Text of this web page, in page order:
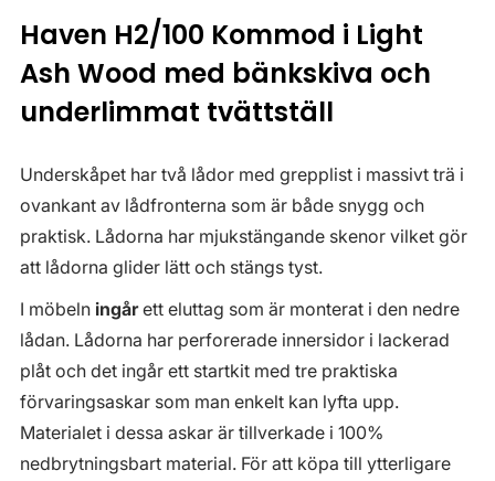
Haven H2/100 Kommod i Light
Ash Wood med bänkskiva och
underlimmat tvättställ
Underskåpet har två lådor med grepplist i massivt trä i
ovankant av lådfronterna som är både snygg och
praktisk. Lådorna har mjukstängande skenor vilket gör
att lådorna glider lätt och stängs tyst.
I möbeln ingårett eluttag som är monterat i den nedre
lådan. Lådorna har perforerade innersidor i lackerad
plåt och det ingår ett startkit med tre praktiska
förvaringsaskar som man enkelt kan lyfta upp.
Materialet i dessa askar är tillverkade i 100%
nedbrytningsbart material. För att köpa till ytterligare